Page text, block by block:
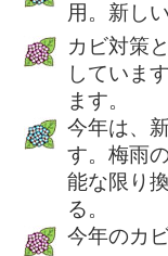
用。新し
カビ対策
していま
ます。
今年は、
す。梅雨
能な限り
る。
今年のカ